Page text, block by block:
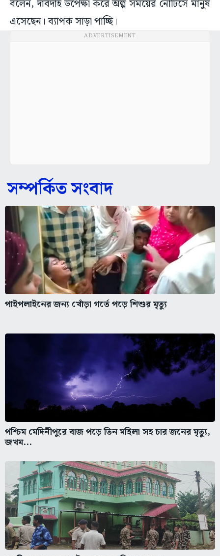
বলেন, দাবদাহ উপেক্ষা করে অল্প সময়ের নোটিসে মানুষ
এসেছেন। ব্যাপক সাড়া পাচ্ছি।
ADVERTISEMENT
সম্পর্কিত সংবাদ
পাইপলাইনের জন্য খোঁড়া গর্তে পড়ে শিশুর মৃত্যু
পশ্চিম মেদিনীপুরে বাজ পড়ে তিন মহিলা সহ চার জনের মৃত্যু,
জখম...